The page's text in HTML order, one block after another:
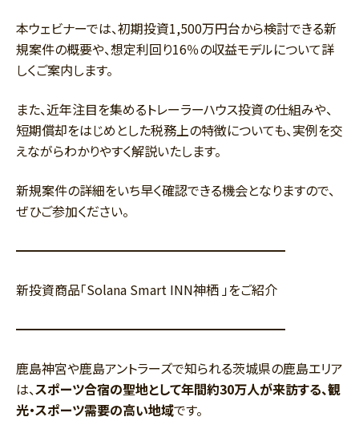
本ウェビナーでは、初期投資1,500万円台から検討できる新
規案件の概要や、想定利回り16％の収益モデルについて詳
しくご案内します。
また、近年注目を集めるトレーラーハウス投資の仕組みや、
短期償却をはじめとした税務上の特徴についても、実例を交
えながらわかりやすく解説いたします。
新規案件の詳細をいち早く確認できる機会となりますので、
ぜひご参加ください。
━━━━━━━━━━━━━━━━━━━━━
新投資商品「Solana Smart INN神栖 」をご紹介
━━━━━━━━━━━━━━━━━━━━━
鹿島神宮や鹿島アントラーズで知られる茨城県の鹿島エリア
は、スポーツ合宿の聖地として年間約30万人が来訪する、観
光・スポーツ需要の高い地域です。